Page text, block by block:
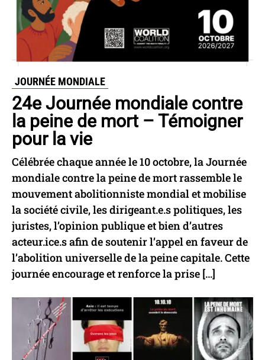
JOURNÉE MONDIALE
24e Journée mondiale contre
la peine de mort – Témoigner
pour la vie
Célébrée chaque année le 10 octobre, la Journée
mondiale contre la peine de mort rassemble le
mouvement abolitionniste mondial et mobilise
la société civile, les dirigeant.e.s politiques, les
juristes, l’opinion publique et bien d’autres
acteur.ice.s afin de soutenir l’appel en faveur de
l’abolition universelle de la peine capitale. Cette
journée encourage et renforce la prise […]